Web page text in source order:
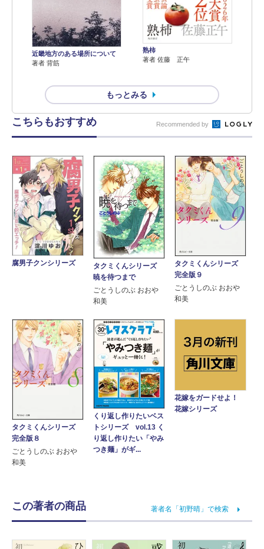
近畿地方のある場所について
著者 背筋
熟柿
著者 佐藤 正午
もっとみる
こちらもおすすめ Recommended by
腐男子クンシリーズ
タクミくんシリーズ
暁を待つまで
ごとうしのぶ おおや
和美
タクミくんシリーズ
完全版９
ごとうしのぶ おおや
和美
タクミくんシリーズ
完全版８
ごとうしのぶ おおや
和美
くり返し作りたいベス
トシリーズ vol.13 く
り返し作りたい「やみ
つき麺」がギ...
花嫁をガードせよ！
花嫁シリーズ
この著者の商品 著者名「初野晴」で検索